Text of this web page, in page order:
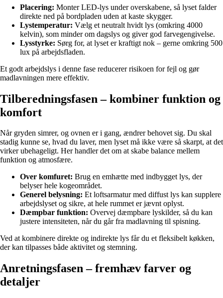
Placering: Monter LED-lys under overskabene, så lyset falder
direkte ned på bordpladen uden at kaste skygger.
Lystemperatur: Vælg et neutralt hvidt lys (omkring 4000
kelvin), som minder om dagslys og giver god farvegengivelse.
Lysstyrke: Sørg for, at lyset er kraftigt nok – gerne omkring 500
lux på arbejdsfladen.
Et godt arbejdslys i denne fase reducerer risikoen for fejl og gør
madlavningen mere effektiv.
Tilberedningsfasen – kombiner funktion og
komfort
Når gryden simrer, og ovnen er i gang, ændrer behovet sig. Du skal
stadig kunne se, hvad du laver, men lyset må ikke være så skarpt, at det
virker ubehageligt. Her handler det om at skabe balance mellem
funktion og atmosfære.
Over komfuret: Brug en emhætte med indbygget lys, der
belyser hele kogeområdet.
Generel belysning: Et loftsarmatur med diffust lys kan supplere
arbejdslyset og sikre, at hele rummet er jævnt oplyst.
Dæmpbar funktion: Overvej dæmpbare lyskilder, så du kan
justere intensiteten, når du går fra madlavning til spisning.
Ved at kombinere direkte og indirekte lys får du et fleksibelt køkken,
der kan tilpasses både aktivitet og stemning.
Anretningsfasen – fremhæv farver og
detaljer